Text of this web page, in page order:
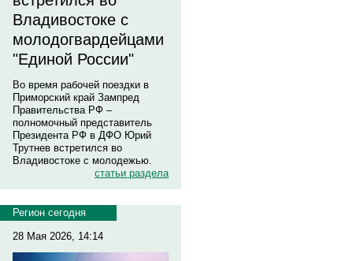
Владивостоке с
молодогвардейцами
"Единой России"
Во время рабочей поездки в
Приморский край Зампред
Правительства РФ –
полномочный представитель
Президента РФ в ДФО Юрий
Трутнев встретился во
Владивостоке с молодежью.
статьи раздела
Регион сегодня
28 Мая 2026, 14:14